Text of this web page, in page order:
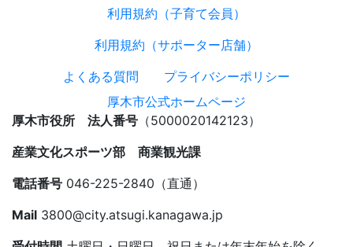
利用規約（子育て会員）
利用規約（サポーター店舗）
よくある質問
プライバシーポリシー
厚木市公式ホームページ
厚木市役所 法人番号 （5000020142123）
産業文化スポーツ部 商業観光課
電話番号 046-225-2840（直通）
Mail 3800@city.atsugi.kanagawa.jp